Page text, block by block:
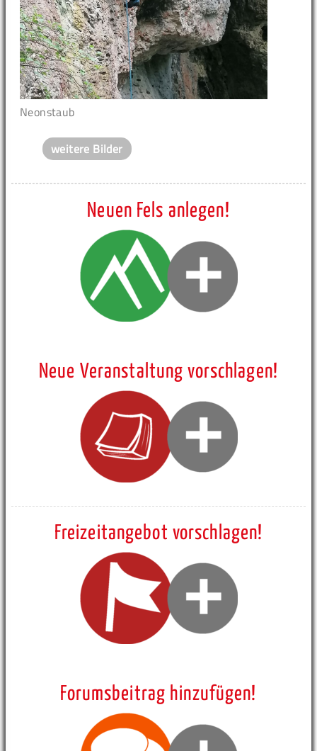
Neonstaub
weitere Bilder
Neuen Fels anlegen!
Neue Veranstaltung vorschlagen!
Freizeitangebot vorschlagen!
Forumsbeitrag hinzufügen!